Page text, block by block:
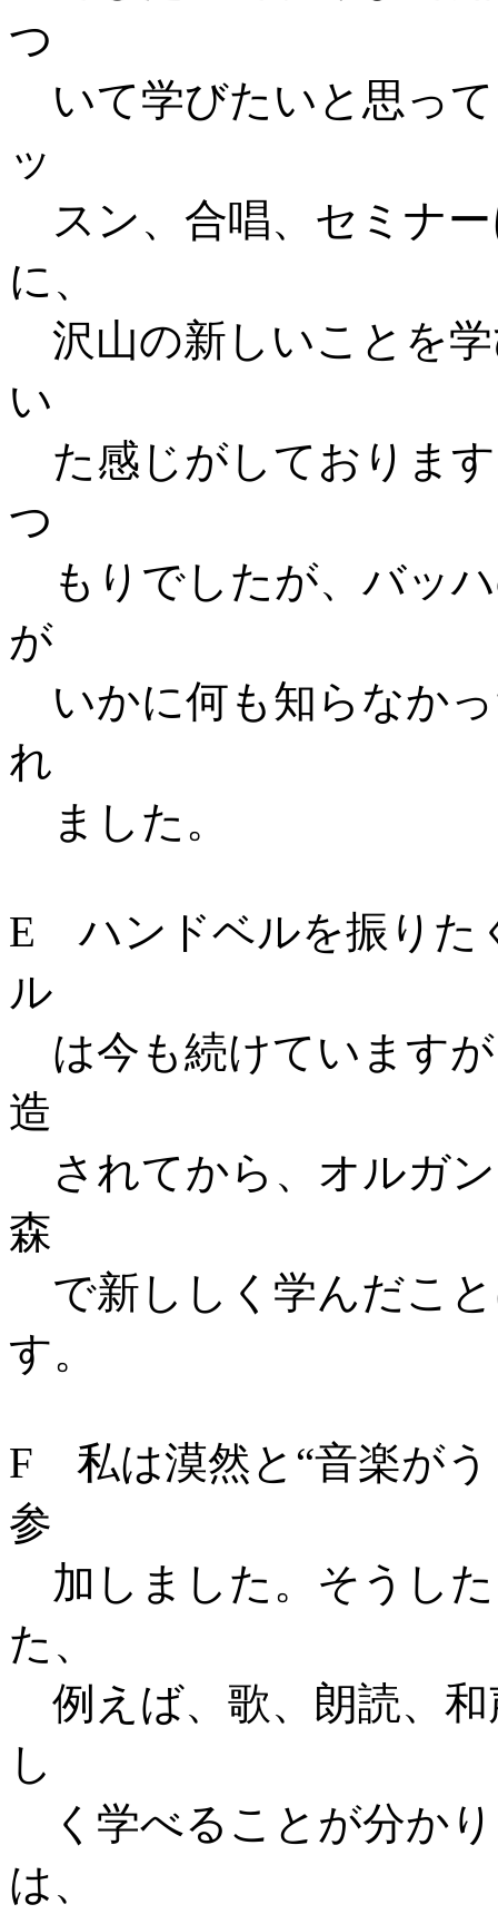
つ
いて学びたいと思っ
ッ
スン、合唱、セミナ
に、
沢山の新しいことを
い
た感じがしておりま
つ
もりでしたが、バッ
が
いかに何も知らなか
れ
ました。
E ハンドベルを振りた
ル
は今も続けています
造
されてから、オルガ
森
で新ししく学んだこ
す。
F 私は漠然と“音楽が
参
加しました。そうし
た、
例えば、歌、朗読、
し
く学べることが分か
は、